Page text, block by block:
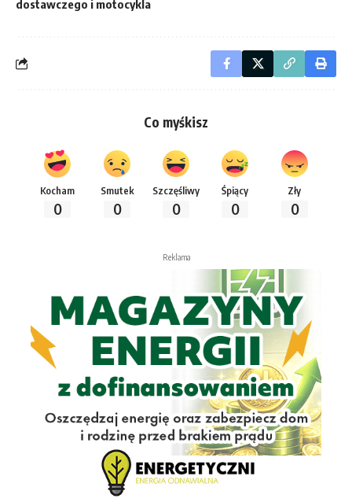
dostawczego i motocykla
Co myśkisz
Kocham
0
Smutek
0
Szczęśliwy
0
Śpiący
0
Zły
0
Reklama